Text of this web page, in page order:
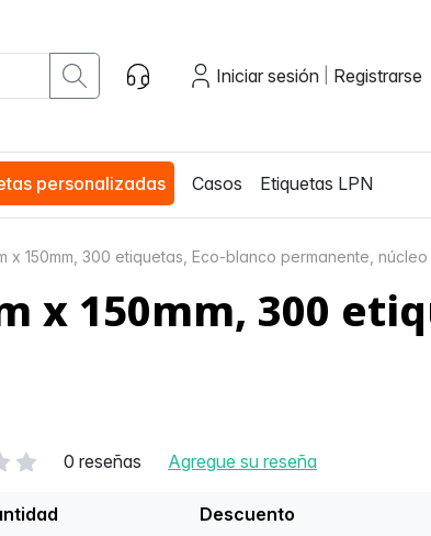
Iniciar sesión Registrarse
personalizadas Casos Etiquetas LPN
x 150mm, 300 etiquetas, Eco-blanco permanente, núcleo
x 150mm, 300
0 reseñas Agregue su reseña
Descuento